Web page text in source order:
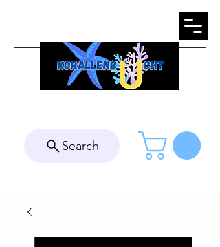
Search